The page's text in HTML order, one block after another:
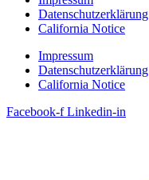
Datenschutzerklärung
California Notice
Impressum
Datenschutzerklärung
California Notice
Facebook-f Linkedin-in